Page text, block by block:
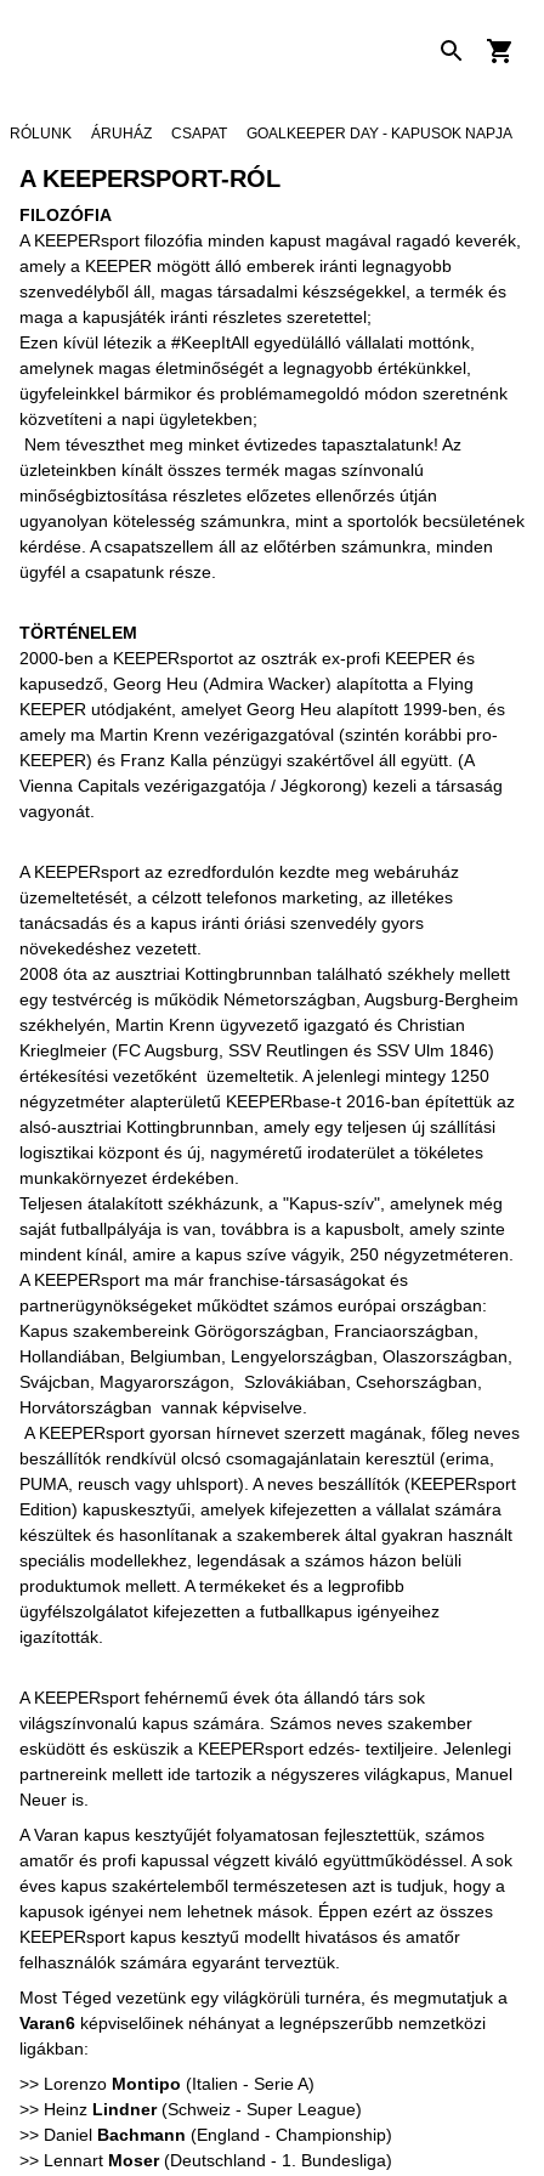
RÓLUNK ÁRUHÁZ CSAPAT GOALKEEPER DAY - KAPUSOK NAPJA
A KEEPERSPORT-RÓL
FILOZÓFIA
A KEEPERsport filozófia minden kapust magával ragadó keverék,
amely a KEEPER mögött álló emberek iránti legnagyobb
szenvedélyből áll, magas társadalmi készségekkel, a termék és
maga a kapusjáték iránti részletes szeretettel;
Ezen kívül létezik a #KeepItAll egyedülálló vállalati mottónk,
amelynek magas életminőségét a legnagyobb értékünkkel,
ügyfeleinkkel bármikor és problémamegoldó módon szeretnénk
közvetíteni a napi ügyletekben;
Nem téveszthet meg minket évtizedes tapasztalatunk! Az
üzleteinkben kínált összes termék magas színvonalú
minőségbiztosítása részletes előzetes ellenőrzés útján
ugyanolyan kötelesség számunkra, mint a sportolók becsületének
kérdése. A csapatszellem áll az előtérben számunkra, minden
ügyfél a csapatunk része.
TÖRTÉNELEM
2000-ben a KEEPERsportot az osztrák ex-profi KEEPER és
kapusedző, Georg Heu (Admira Wacker) alapította a Flying
KEEPER utódjaként, amelyet Georg Heu alapított 1999-ben, és
amely ma Martin Krenn vezérigazgatóval (szintén korábbi pro-
KEEPER) és Franz Kalla pénzügyi szakértővel áll együtt. (A
Vienna Capitals vezérigazgatója / Jégkorong) kezeli a társaság
vagyonát.
A KEEPERsport az ezredfordulón kezdte meg webáruház
üzemeltetését, a célzott telefonos marketing, az illetékes
tanácsadás és a kapus iránti óriási szenvedély gyors
növekedéshez vezetett.
2008 óta az ausztriai Kottingbrunnban található székhely mellett
egy testvércég is működik Németországban, Augsburg-Bergheim
székhelyén, Martin Krenn ügyvezető igazgató és Christian
Krieglmeier (FC Augsburg, SSV Reutlingen és SSV Ulm 1846)
értékesítési vezetőként üzemeltetik. A jelenlegi mintegy 1250
négyzetméter alapterületű KEEPERbase-t 2016-ban építettük az
alsó-ausztriai Kottingbrunnban, amely egy teljesen új szállítási
logisztikai központ és új, nagyméretű irodaterület a tökéletes
munkakörnyezet érdekében.
Teljesen átalakított székházunk, a "Kapus-szív", amelynek még
saját futballpályája is van, továbbra is a kapusbolt, amely szinte
mindent kínál, amire a kapus szíve vágyik, 250 négyzetméteren.
A KEEPERsport ma már franchise-társaságokat és
partnerügynökségeket működtet számos európai országban:
Kapus szakembereink Görögországban, Franciaországban,
Hollandiában, Belgiumban, Lengyelországban, Olaszországban,
Svájcban, Magyarországon, Szlovákiában, Csehországban,
Horvátországban vannak képviselve.
A KEEPERsport gyorsan hírnevet szerzett magának, főleg neves
beszállítók rendkívül olcsó csomagajánlatain keresztül (erima,
PUMA, reusch vagy uhlsport). A neves beszállítók (KEEPERsport
Edition) kapuskesztyűi, amelyek kifejezetten a vállalat számára
készültek és hasonlítanak a szakemberek által gyakran használt
speciális modellekhez, legendásak a számos házon belüli
produktumok mellett. A termékeket és a legprofibb
ügyfélszolgálatot kifejezetten a futballkapus igényeihez
igazították.
A KEEPERsport fehérnemű évek óta állandó társ sok
világszínvonalú kapus számára. Számos neves szakember
esküdött és esküszik a KEEPERsport edzés- textiljeire. Jelenlegi
partnereink mellett ide tartozik a négyszeres világkapus, Manuel
Neuer is.
A Varan kapus kesztyűjét folyamatosan fejlesztettük, számos
amatőr és profi kapussal végzett kiváló együttműködéssel. A sok
éves kapus szakértelemből természetesen azt is tudjuk, hogy a
kapusok igényei nem lehetnek mások. Éppen ezért az összes
KEEPERsport kapus kesztyű modellt hivatásos és amatőr
felhasználók számára egyaránt terveztük.
Most Téged vezetünk egy világkörüli turnéra, és megmutatjuk a
Varan6 képviselőinek néhányat a legnépszerűbb nemzetközi
ligákban:
>> Lorenzo Montipo (Italien - Serie A)
>> Heinz Lindner(Schweiz - Super League)
>> Daniel Bachmann (England - Championship)
>> Lennart Moser(Deutschland - 1. Bundesliga)